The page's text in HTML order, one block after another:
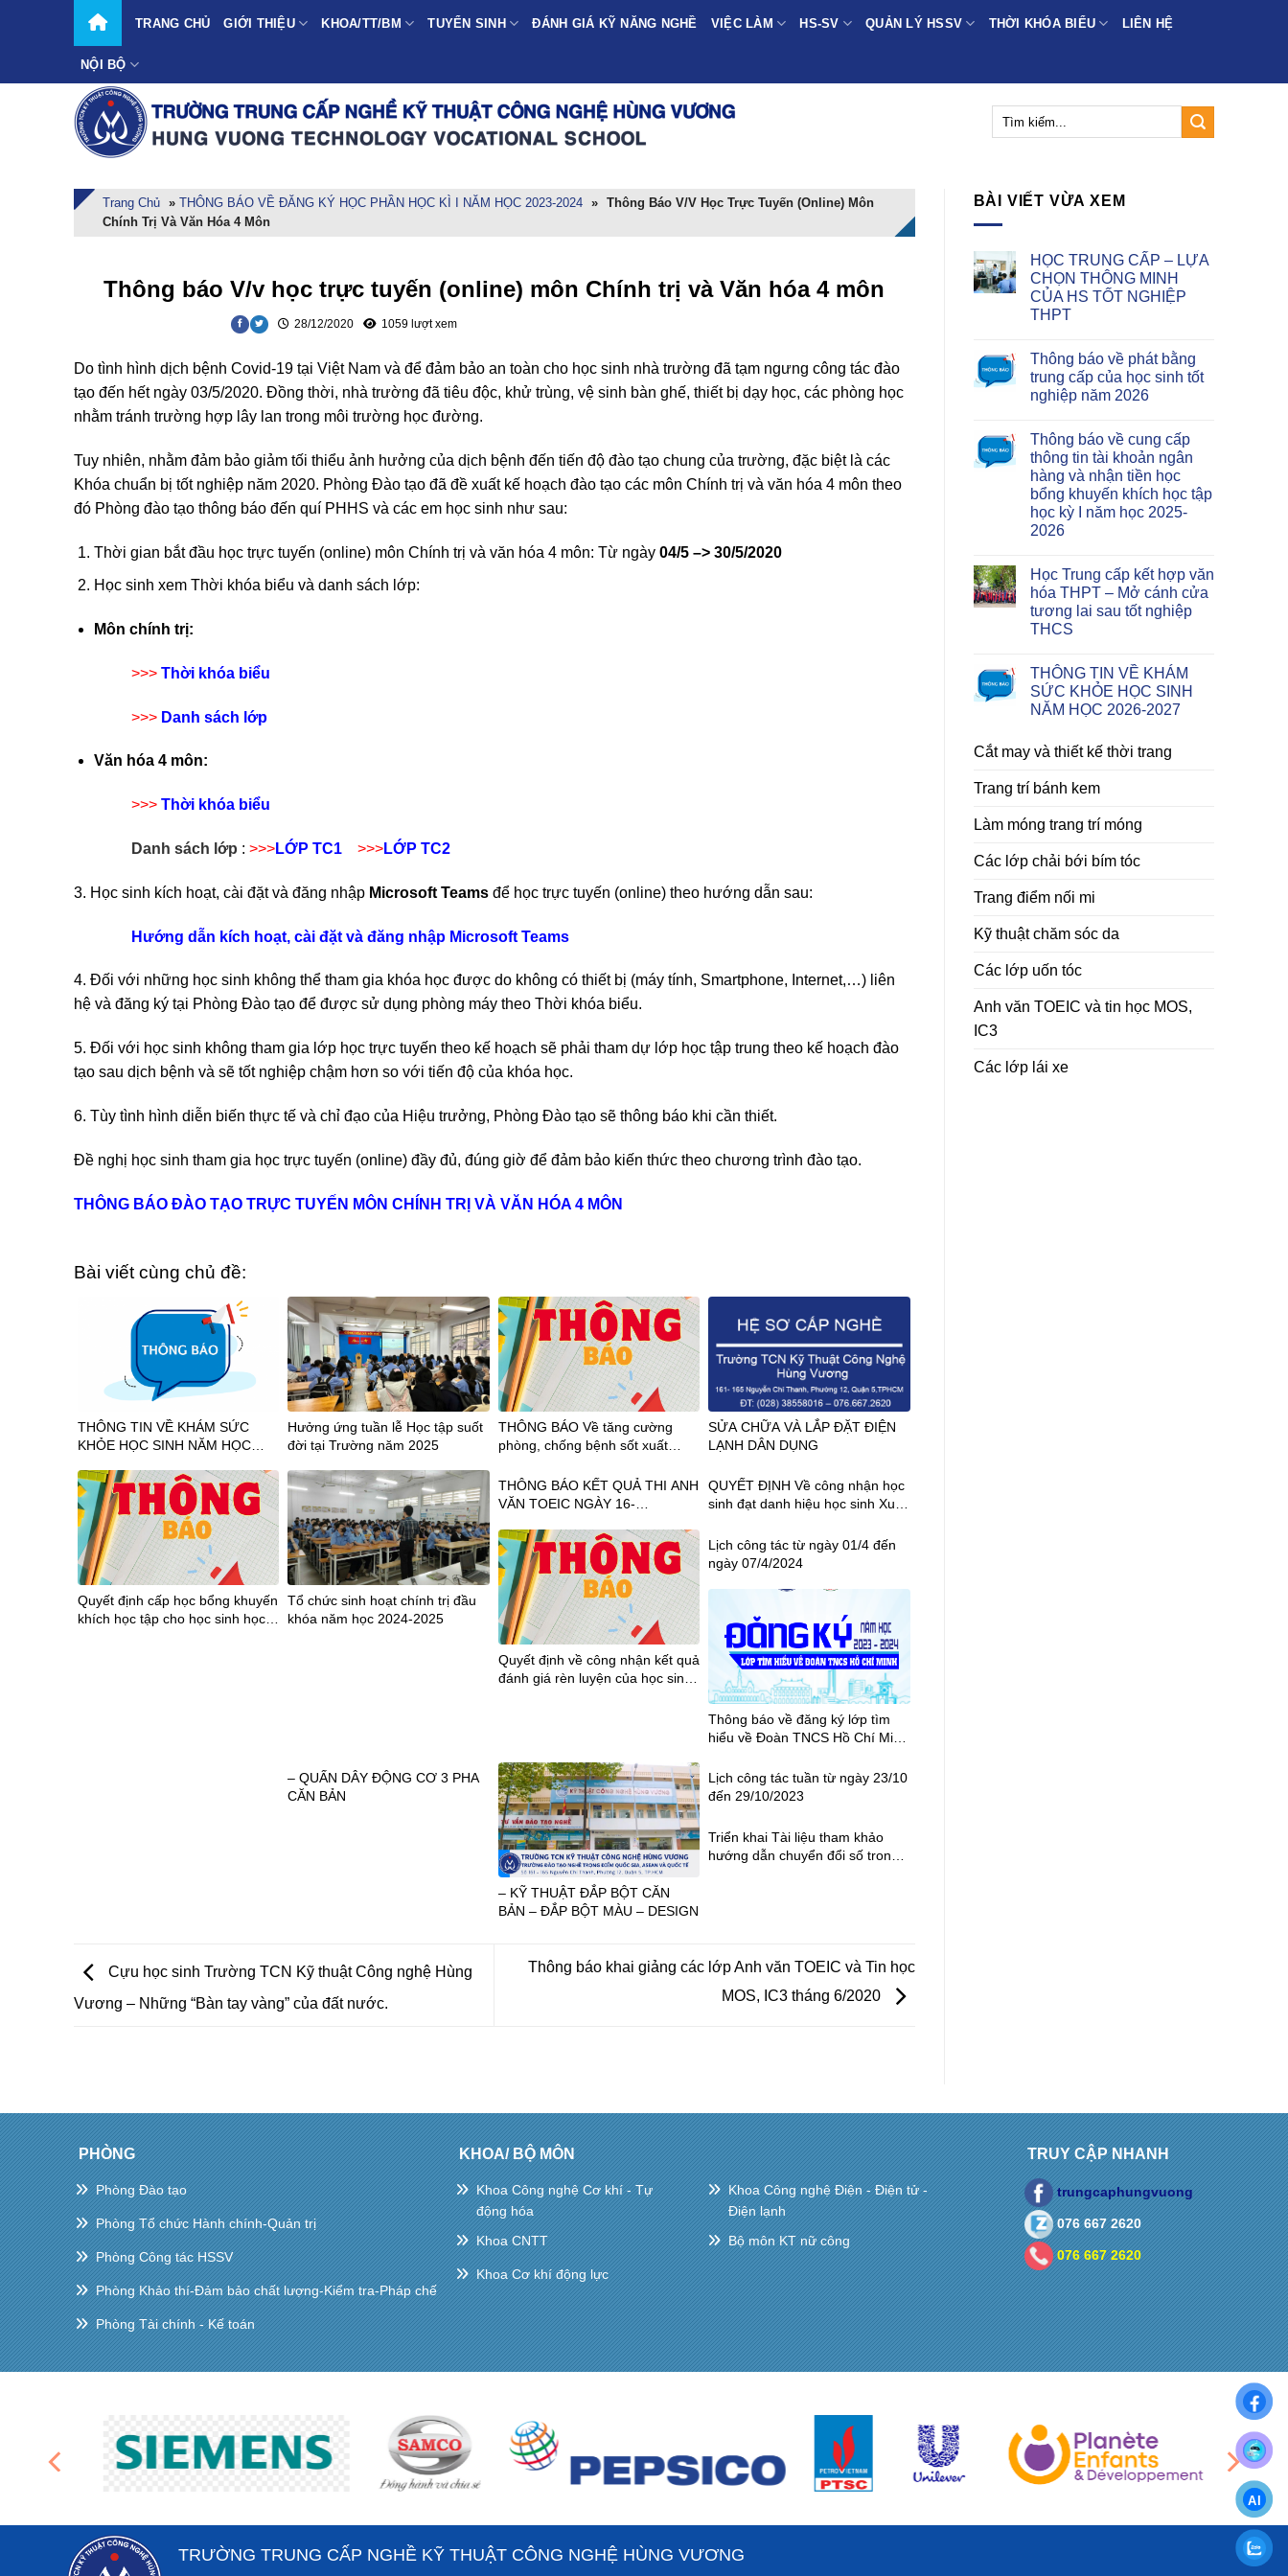
TRANG CHỦ GIỚI THIỆU KHOA/TT/BM TUYỂN SINH ĐÁNH GIÁ KỸ NĂNG NGHỀ VIỆC LÀM HS-SV QUẢN LÝ HSSV THỜI KHÓA BIỂU LIÊN HỆ
NỘI BỘ
Trang Chủ » THÔNG BÁO VỀ ĐĂNG KÝ HỌC PHẦN HỌC KÌ I NĂM HỌC 2023-2024 » Thông Báo V/v Học Trực Tuyến (online) Môn
Chính Trị Và Văn Hóa 4 Môn
Thông báo V/v học trực tuyến (online) môn Chính trị và Văn hóa 4 môn
28/12/2020 1059 lượt xem
Do tình hình dịch bệnh Covid-19 tại Việt Nam và để đảm bảo an toàn cho học sinh nhà trường đã tạm ngưng công tác đào
tạo đến hết ngày 03/5/2020. Đồng thời, nhà trường đã tiêu độc, khử trùng, vệ sinh bàn ghế, thiết bị dạy học, các phòng học
nhằm tránh trường hợp lây lan trong môi trường học đường.
Tuy nhiên, nhằm đảm bảo giảm tối thiểu ảnh hưởng của dịch bệnh đến tiến độ đào tạo chung của trường, đặc biệt là các
Khóa chuẩn bị tốt nghiệp năm 2020. Phòng Đào tạo đã đề xuất kế hoạch đào tạo các môn Chính trị và văn hóa 4 môn theo
đó Phòng đào tạo thông báo đến quí PHHS và các em học sinh như sau:
Thời gian bắt đầu học trực tuyến (online) môn Chính trị và văn hóa 4 môn: Từ ngày 04/5 –> 30/5/2020
Học sinh xem Thời khóa biểu và danh sách lớp:
Môn chính trị:
>>> Thời khóa biểu
>>> Danh sách lớp
Văn hóa 4 môn:
>>> Thời khóa biểu
Danh sách lớp : >>>LỚP TC1 >>>LỚP TC2
3. Học sinh kích hoạt, cài đặt và đăng nhập Microsoft Teams để học trực tuyến (online) theo hướng dẫn sau:
Hướng dẫn kích hoạt, cài đặt và đăng nhập Microsoft Teams
4. Đối với những học sinh không thể tham gia khóa học được do không có thiết bị (máy tính, Smartphone, Internet,…) liên
hệ và đăng ký tại Phòng Đào tạo để được sử dụng phòng máy theo Thời khóa biểu.
5. Đối với học sinh không tham gia lớp học trực tuyến theo kế hoạch sẽ phải tham dự lớp học tập trung theo kế hoạch đào
tạo sau dịch bệnh và sẽ tốt nghiệp chậm hơn so với tiến độ của khóa học.
6. Tùy tình hình diễn biến thực tế và chỉ đạo của Hiệu trưởng, Phòng Đào tạo sẽ thông báo khi cần thiết.
Đề nghị học sinh tham gia học trực tuyến (online) đầy đủ, đúng giờ để đảm bảo kiến thức theo chương trình đào tạo.
THÔNG BÁO ĐÀO TẠO TRỰC TUYẾN MÔN CHÍNH TRỊ VÀ VĂN HÓA 4 MÔN
Bài viết cùng chủ đề:
THÔNG TIN VỀ KHÁM SỨC
KHỎE HỌC SINH NĂM HỌC
Hưởng ứng tuần lễ Học tập suốt
đời tại Trường năm 2025
THÔNG BÁO Về tăng cường
phòng, chống bệnh sốt xuất
SỬA CHỮA VÀ LẮP ĐẶT ĐIỆN
LẠNH DÂN DỤNG
Quyết định cấp học bổng khuyến
khích học tập cho học sinh học
Tổ chức sinh hoạt chính trị đầu
khóa năm học 2024-2025
THÔNG BÁO KẾT QUẢ THI ANH
VĂN TOEIC NGÀY 16-
QUYẾT ĐỊNH Về công nhận học
sinh đạt danh hiệu học sinh Xuất
2023
Quyết định về công nhận kết quả
đánh giá rèn luyện của học sinh
Lịch công tác từ ngày 01/4 đến
ngày 07/4/2024
Thông báo về đăng ký lớp tìm
hiểu về Đoàn TNCS Hồ Chí Minh
– QUẤN DÂY ĐỘNG CƠ 3 PHA
CĂN BẢN
– KỸ THUẬT ĐẮP BỘT CĂN
BẢN – ĐẮP BỘT MÀU – DESIGN
Lịch công tác tuần từ ngày 23/10
đến 29/10/2023
Triển khai Tài liệu tham khảo
hướng dẫn chuyển đổi số trong
Cựu học sinh Trường TCN Kỹ thuật Công nghệ Hùng
Vương – Những “Bàn tay vàng” của đất nước.
Thông báo khai giảng các lớp Anh văn TOEIC và Tin học
MOS, IC3 tháng 6/2020
BÀI VIẾT VỪA XEM
HỌC TRUNG CẤP – LỰA
CHỌN THÔNG MINH
CỦA HS TỐT NGHIỆP
THPT
Thông báo về phát bằng
trung cấp của học sinh tốt
nghiệp năm 2026
Thông báo về cung cấp
thông tin tài khoản ngân
hàng và nhận tiền học
bổng khuyến khích học tập
học kỳ I năm học 2025-
2026
Học Trung cấp kết hợp văn
hóa THPT – Mở cánh cửa
tương lai sau tốt nghiệp
THCS
THÔNG TIN VỀ KHÁM
SỨC KHỎE HỌC SINH
NĂM HỌC 2026-2027
Cắt may và thiết kế thời trang
Trang trí bánh kem
Làm móng trang trí móng
Các lớp chải bới bím tóc
Trang điểm nối mi
Kỹ thuật chăm sóc da
Các lớp uốn tóc
Anh văn TOEIC và tin học MOS,
IC3
Các lớp lái xe
PHÒNG
Phòng Đào tạo
Phòng Tổ chức Hành chính-Quản trị
Phòng Công tác HSSV
Phòng Khảo thí-Đảm bảo chất lượng-Kiểm tra-Pháp chế
Phòng Tài chính - Kế toán
KHOA/ BỘ MÔN
Khoa Công nghệ Cơ khí - Tự
động hóa
Khoa CNTT
Khoa Cơ khí động lực
Khoa Công nghệ Điện - Điện tử -
Điện lạnh
Bộ môn KT nữ công
TRUY CẬP NHANH
trungcaphungvuong
076 667 2620
076 667 2620
TRƯỜNG TRUNG CẤP NGHỀ KỸ THUẬT CÔNG NGHỆ HÙNG VƯƠNG